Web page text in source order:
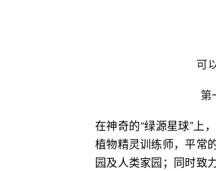
可
第
在神奇的“绿源星球”上
植物精灵训练师，平常
园及人类家园；同时致